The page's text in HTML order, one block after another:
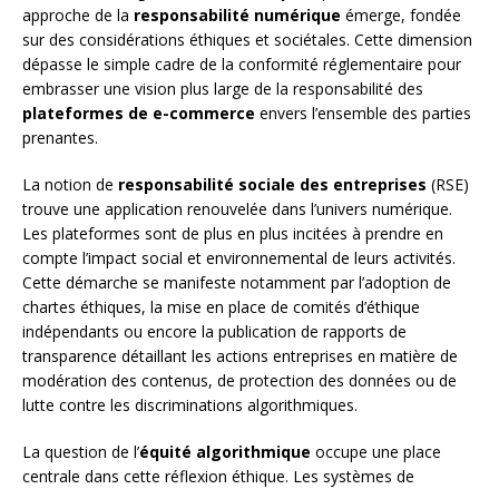
approche de la responsabilité numérique émerge, fondée
sur des considérations éthiques et sociétales. Cette dimension
dépasse le simple cadre de la conformité réglementaire pour
embrasser une vision plus large de la responsabilité des
plateformes de e-commerce envers l’ensemble des parties
prenantes.
La notion de responsabilité sociale des entreprises (RSE)
trouve une application renouvelée dans l’univers numérique.
Les plateformes sont de plus en plus incitées à prendre en
compte l’impact social et environnemental de leurs activités.
Cette démarche se manifeste notamment par l’adoption de
chartes éthiques, la mise en place de comités d’éthique
indépendants ou encore la publication de rapports de
transparence détaillant les actions entreprises en matière de
modération des contenus, de protection des données ou de
lutte contre les discriminations algorithmiques.
La question de l’équité algorithmique occupe une place
centrale dans cette réflexion éthique. Les systèmes de